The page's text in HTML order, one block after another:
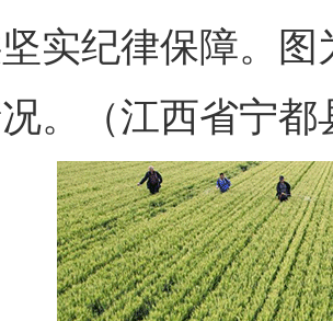
实纪律保障。
。（江西省宁